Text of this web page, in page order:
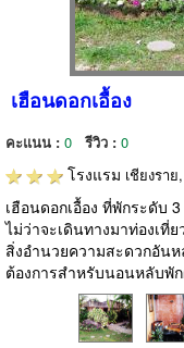
เฮือนดอกเอื้อง
คะแนน : 0 รีวิว : 0
โรงแรม เชียงรา
เฮือนดอกเอื้อง ที่พักระดับ
ไม่ว่าจะเดินทางมาท่องเที่
สิ่งอำนวยความสะดวกอัน
ต้องการสำหรับนอนหลับพั